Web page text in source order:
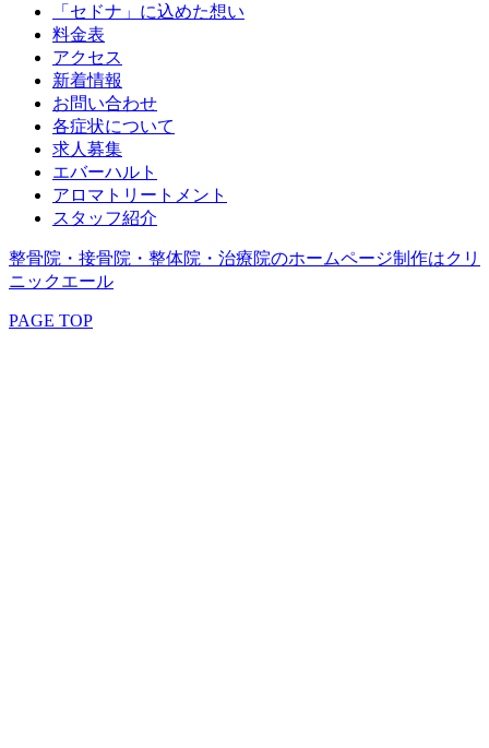
「セドナ」に込めた想い
料金表
アクセス
新着情報
お問い合わせ
各症状について
求人募集
エバーハルト
アロマトリートメント
スタッフ紹介
整骨院・接骨院・整体院・治療院のホームページ制作はクリ
ニックエール
PAGE TOP